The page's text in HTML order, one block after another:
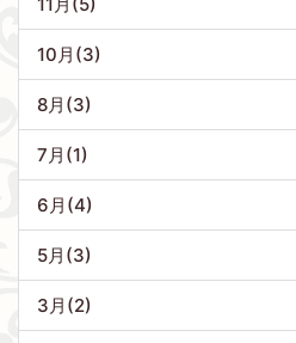
10月(3)
8月(3)
7月(1)
6月(4)
5月(3)
3月(2)